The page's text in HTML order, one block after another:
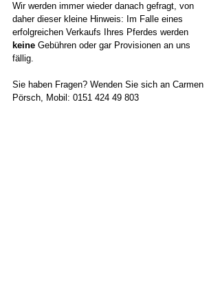
Wir werden immer wieder danach gefragt, von
daher dieser kleine Hinweis: Im Falle eines
erfolgreichen Verkaufs Ihres Pferdes werden
keine Gebühren oder gar Provisionen an uns
fällig.
Sie haben Fragen? Wenden Sie sich an Carmen
Pörsch, Mobil: 0151 424 49 803